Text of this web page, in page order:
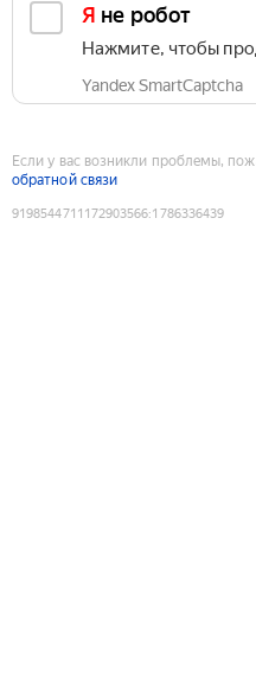
Я не робот
Нажмите, чтобы
Yandex SmartCaptcha
Если у вас возникли проблемы,
обратной связи
9198544711172903566:1786336439